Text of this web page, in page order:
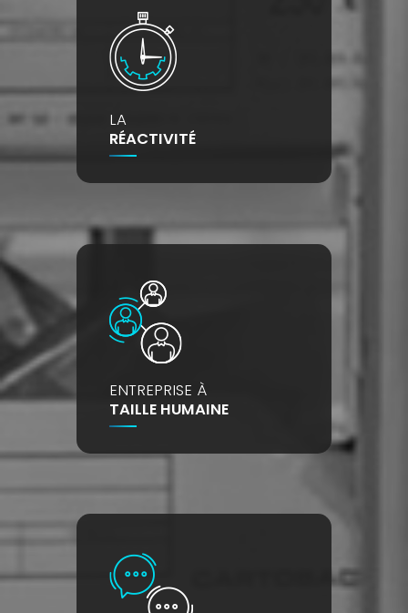
LA
RÉACTIVITÉ
ENTREPRISE À
TAILLE HUMAINE